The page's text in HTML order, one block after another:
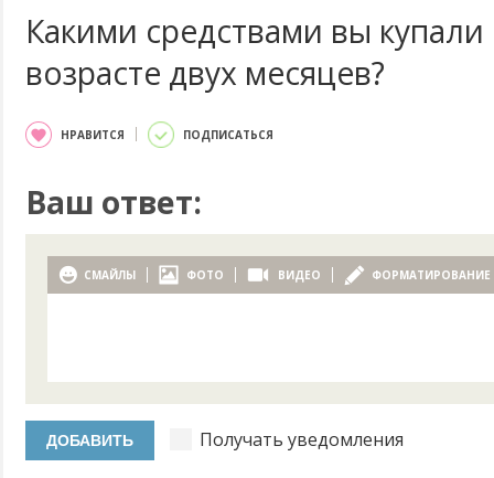
Какими средствами вы купали
возрасте двух месяцев?
НРАВИТСЯ ПОДПИСАТЬСЯ
Ваш ответ:
СМАЙЛЫ ФОТО ВИДЕО ФОРМАТИРОВАНИЕ
Получать уведомления